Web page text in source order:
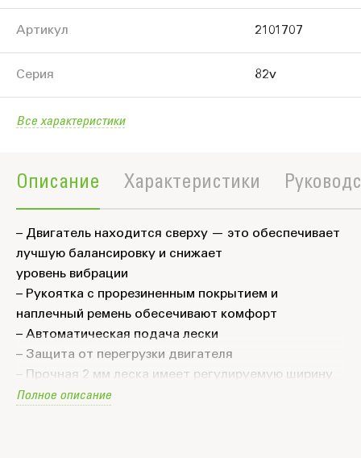
Артикул 2101707
Серия 82v
Все характеристики
Описание Характеристики
– Двигатель находится сверху — это обеспечивает
лучшую балансировку и снижает
уровень вибрации
– Рукоятка с прорезиненным покрытием и
наплечный ремень обесечивают комфорт
– Автоматическая подача лески
– Защита от перегрузки двигателя
– Прочная 2 мм леска имеет регулируемую ширину
кошения 36-41 см
Полное описание